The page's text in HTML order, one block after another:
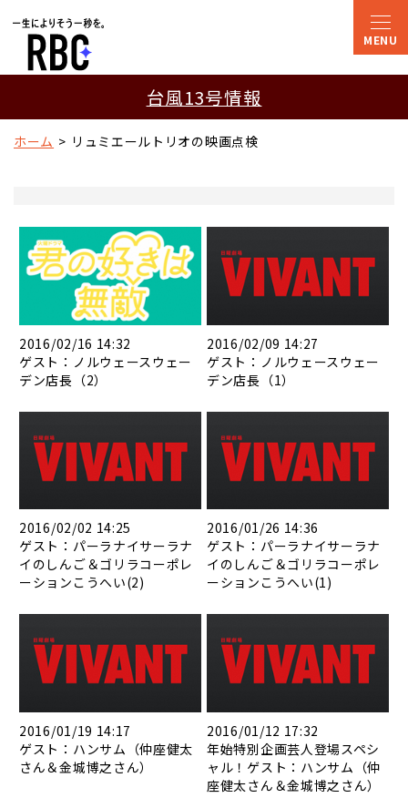
台風13号情報
ホーム リュミエールトリオの映画点検
2016/02/16 14:32
ゲスト：ノルウェースウェー
デン店長（2）
2016/02/09 14:27
ゲスト：ノルウェースウェー
デン店長（1）
2016/02/02 14:25
ゲスト：パーラナイサーラナ
イのしんご＆ゴリラコーポレ
ーションこうへい(2)
2016/01/26 14:36
ゲスト：パーラナイサーラナ
イのしんご＆ゴリラコーポレ
ーションこうへい(1)
2016/01/19 14:17
ゲスト：ハンサム（仲座健太
さん＆金城博之さん）
2016/01/12 17:32
年始特別企画芸人登場スペシ
ャル！ゲスト：ハンサム（仲
座健太さん＆金城博之さん）